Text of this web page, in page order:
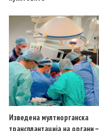
Изведена мултиорганска
трансплантација на органи –